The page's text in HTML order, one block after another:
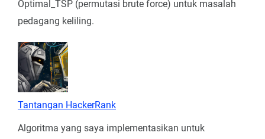
Optimal_TSP (permutasi brute force) untuk masalah
pedagang keliling.
Tantangan HackerRank
Algoritma yang saya implementasikan untuk